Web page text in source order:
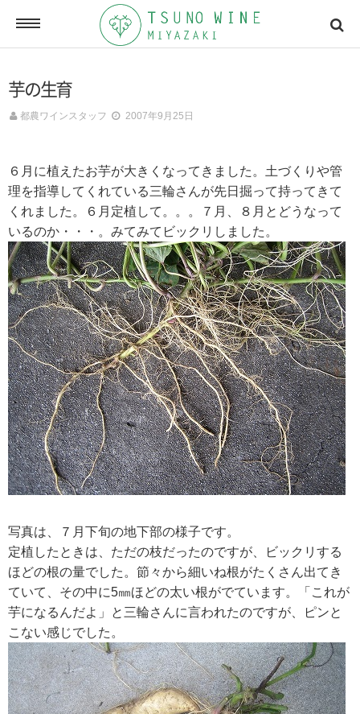
ONLINE SHOP
メールマガジン
ACCESSMAP
アクセスマップ
CONTACT
お問い合わせ
RECRUIT
求人情報
DATA
芋の生育
都農ワインスタッフ 2007年9月25日
６月に植えたお芋が大きくなってきました。土づくりや管
理を指導してくれている三輪さんが先日掘って持ってきて
くれました。６月定植して。。。７月、８月とどうなって
いるのか・・・。みてみてビックリしました。
写真は、７月下旬の地下部の様子です。
定植したときは、ただの枝だったのですが、ビックリする
ほどの根の量でした。節々から細いね根がたくさん出てき
ていて、その中に5㎜ほどの太い根がでています。「これが
芋になるんだよ」と三輪さんに言われたのですが、ピンと
こない感じでした。